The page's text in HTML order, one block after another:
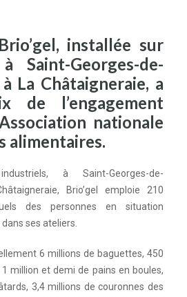
installée sur
Saint-Georges-de-
La Châtaigneraie, a
de l’engagement
nationale
alimentaires.
à Saint-Georges-de-
, Brio’gel
emploie 210
des personnes en situation
dans ses ateliers.
6 millions de baguettes, 450
million et demi de pains en boules,
3,4 millions de couronnes des